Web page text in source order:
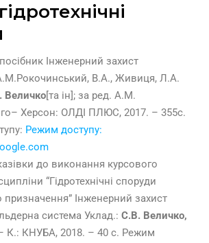
Інженерний захист
В.А., Живиця, Л.А.
Величко[та ін]; за ред. А.М.
Херсон: ОЛДІ ПЛЮС, 2017. – 355с.
Режим доступу:
до виконання курсового
“Гідротехнічні споруди
призначення” Інженерний захист
система Уклад.: С.В. Величко,
К.: КНУБА, 2018. – 40 с. Режим